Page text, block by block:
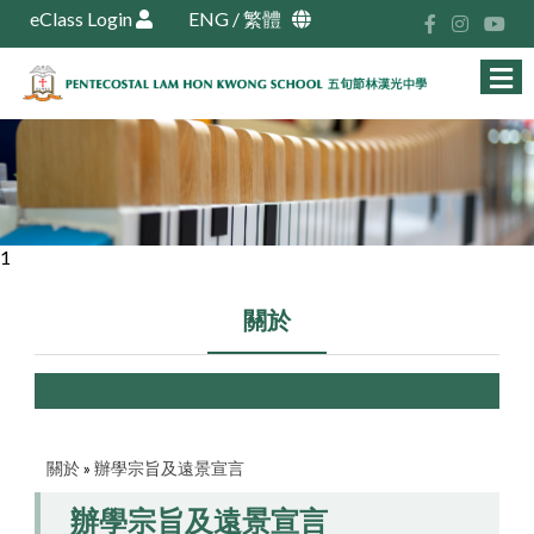
eClass Login ENG /繁體
1
關於
關於» 辦學宗旨及遠景宣言
辦學宗旨及遠景宣言